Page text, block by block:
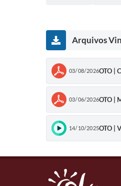
Arquivos
03/08/2026OTO |
03/06/2026OTO |
14/10/2025OTO |